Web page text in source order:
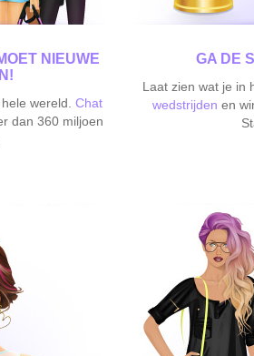
NIEUWE
wereld. Chat
dan 360 miljoen
GA DE
Laat zien wat je in
wedstrijden en